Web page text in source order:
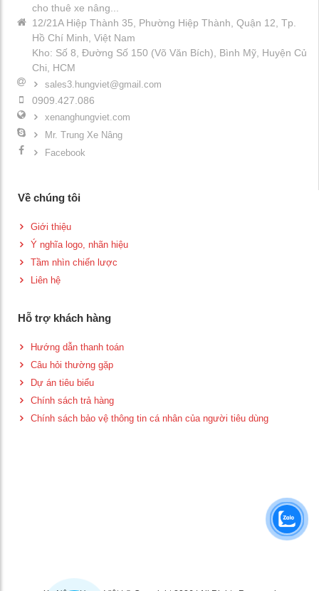
cho thuê xe nâng...
12/21A Hiệp Thành 35, Phường Hiệp Thành, Quận 12, Tp.
Hồ Chí Minh, Việt Nam
Kho: Số 8, Đường Số 150 (Võ Văn Bích), Bình Mỹ, Huyện Củ
Chi, HCM
sales3.hungviet@gmail.com
0909.427.086
xenanghungviet.com
Mr. Trung Xe Nâng
Facebook
Về chúng tôi
Giới thiệu
Ý nghĩa logo, nhãn hiệu
Tầm nhìn chiến lược
Liên hệ
Hỗ trợ khách hàng
Hướng dẫn thanh toán
Câu hỏi thường gặp
Dự án tiêu biểu
Chính sách trả hàng
Chính sách bảo vệ thông tin cá nhân của người tiêu dùng